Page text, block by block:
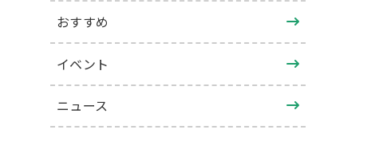
おすすめ
イベント
ニュース